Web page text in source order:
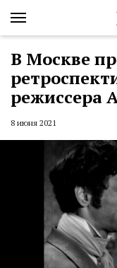
В Москве
режиссера
8 июня 2021